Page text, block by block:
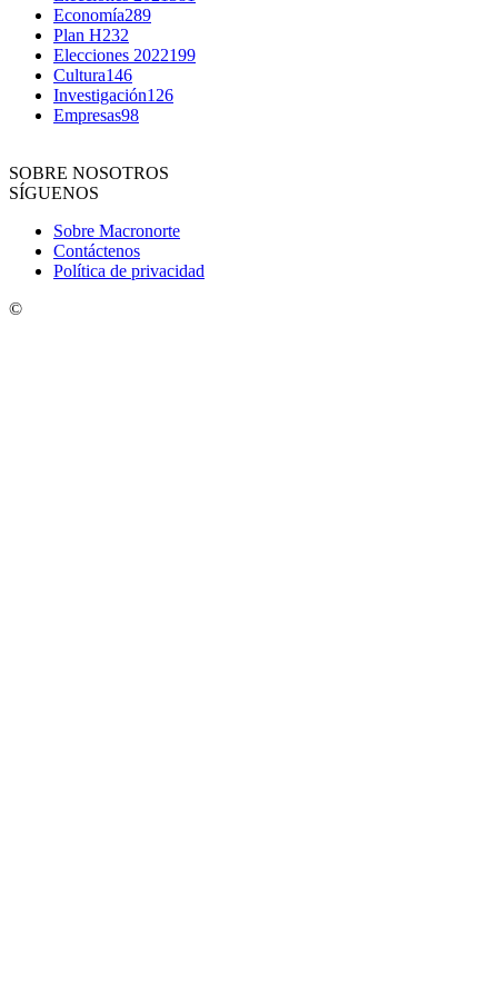
Economía289
Plan H232
Elecciones 2022199
Cultura146
Investigación126
Empresas98
SOBRE NOSOTROS
SÍGUENOS
Sobre Macronorte
Contáctenos
Política de privacidad
©